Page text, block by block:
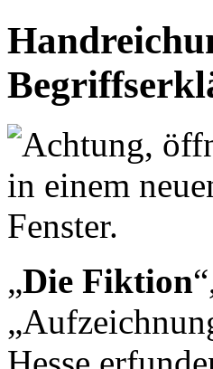
„Die Fiktion